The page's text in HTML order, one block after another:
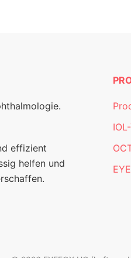
effizient
helfen und